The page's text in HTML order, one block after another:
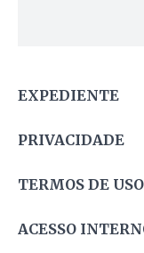
EXPEDIENTE
PRIVACIDADE
TERMOS DE USO
ACESSO